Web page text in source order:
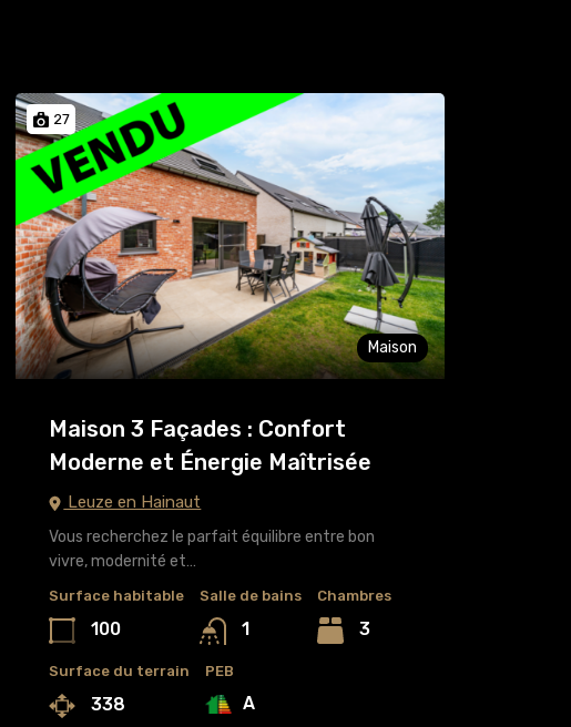
27
Maison
Maison 3 Façades : Confort
Moderne et Énergie Maîtrisée
Leuze en Hainaut
Vous recherchez le parfait équilibre entre bon
vivre, modernité et…
Surface habitable
100
Salle de bains
1
Chambres
3
Surface du terrain
338
PEB
A